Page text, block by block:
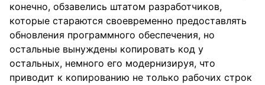
конечно, обзавелись штатом разработчиков,
которые стараются своевременно предоставлять
обновления программного обеспечения, но
остальные вынуждены копировать код у
остальных, немного его модернизируя, что
приводит к копированию не только рабочих строк